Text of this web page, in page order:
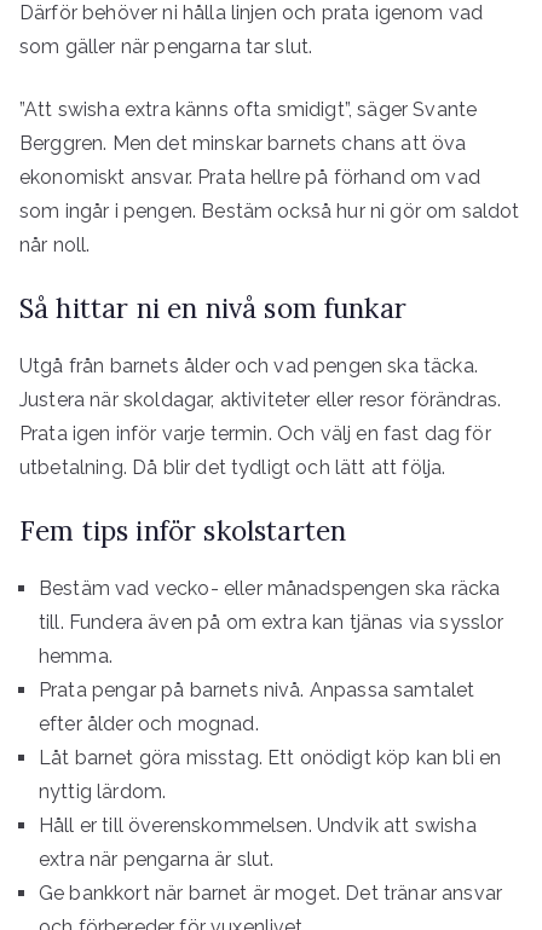
Därför behöver ni hålla linjen och prata igenom vad
som gäller när pengarna tar slut.
”Att swisha extra känns ofta smidigt”, säger Svante
Berggren. Men det minskar barnets chans att öva
ekonomiskt ansvar. Prata hellre på förhand om vad
som ingår i pengen. Bestäm också hur ni gör om saldot
når noll.
Så hittar ni en nivå som funkar
Utgå från barnets ålder och vad pengen ska täcka.
Justera när skoldagar, aktiviteter eller resor förändras.
Prata igen inför varje termin. Och välj en fast dag för
utbetalning. Då blir det tydligt och lätt att följa.
Fem tips inför skolstarten
Bestäm vad vecko- eller månadspengen ska räcka
till. Fundera även på om extra kan tjänas via sysslor
hemma.
Prata pengar på barnets nivå. Anpassa samtalet
efter ålder och mognad.
Låt barnet göra misstag. Ett onödigt köp kan bli en
nyttig lärdom.
Håll er till överenskommelsen. Undvik att swisha
extra när pengarna är slut.
Ge bankkort när barnet är moget. Det tränar ansvar